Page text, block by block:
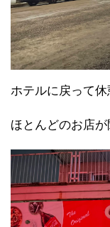
ホテルに戻って休
ほとんどのお店が